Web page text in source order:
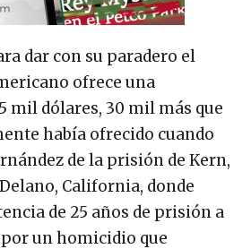
dar con su paradero el
ofrece una
mil dólares, 30 mil más que
había ofrecido cuando
de la prisión de Kern,
California, donde
de 25 años de prisión a
un homicidio que